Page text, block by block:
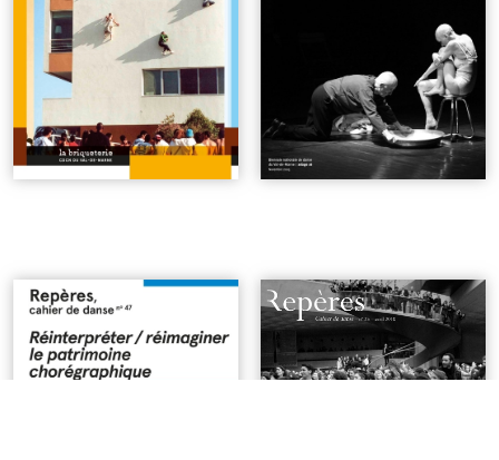
n°47 | Réinterpréter /
réimaginer le patrimoine
chorégraphique
n°25 | Mettre en commun
| 6€